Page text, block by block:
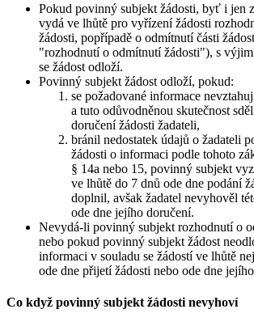
Pokud povinný subjekt žádosti, byť i jen
vydá ve lhůtě pro vyřízení žádosti
žádosti, popřípadě o odmítnutí části
"rozhodnutí o odmítnutí žádosti"), s
se žádost odloží.
Povinný subjekt žádost odloží, pokud:
se požadované informace
a tuto odůvodněnou skutečnost
doručení žádosti žadateli,
bránil nedostatek údajů o žadateli
žádosti o informaci podle tohoto
§ 14a nebo 15, povinný subjekt
ve lhůtě do 7 dnů ode dne podání
doplnil, avšak žadatel nevyhověl
ode dne jejího doručení.
Nevydá-li povinný subjekt rozhodnutí o
nebo pokud povinný subjekt žádost
informaci v souladu se žádostí ve lhůtě
ode dne přijetí žádosti nebo ode dne
Co když povinný subjekt žádosti nevyhoví